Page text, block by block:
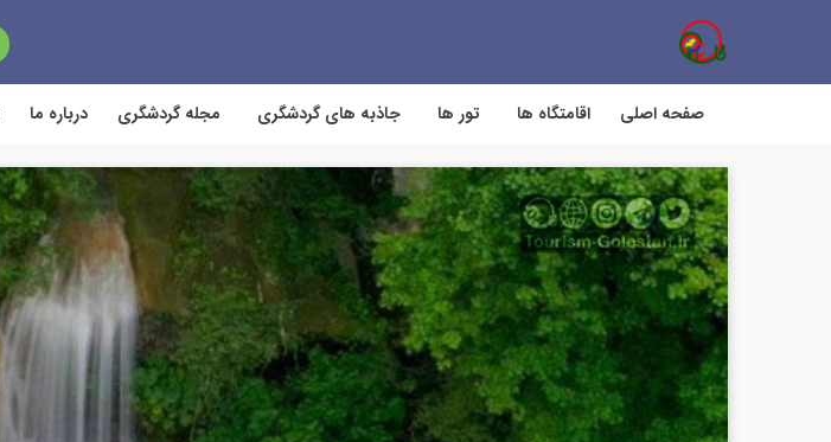
صفحه اصلی اقامتگاه ها تور ها جاذبه های گردشگری مجله گردشگری درباره ما